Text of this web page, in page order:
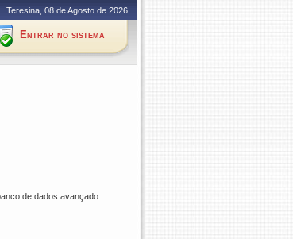
Teresina, 08 de Agosto de 2026
Entrar no sistema
de dados avançado